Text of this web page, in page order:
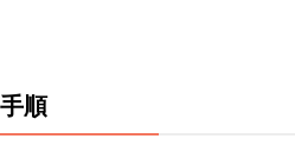
手順